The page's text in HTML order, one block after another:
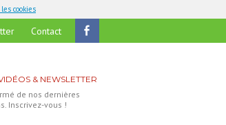
cookies
Contact
& NEWSLETTER
de nos dernières
Inscrivez-vous !